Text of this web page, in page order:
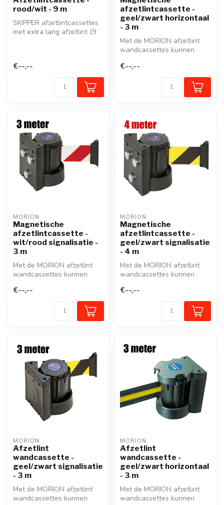
rood/wit - 9 m
SKIPPER afzetlintcassettes
met extra lang afzetlint (9
€--,--
afzetlintcassette -
geel/zwart horizontaal
- 3 m
Met de MORION afzetlint
wandcassettes kunnen
snel en effe...
€--,--
MORION
Magnetische
afzetlintcassette -
wit/rood signalisatie -
3 m
Met de MORION afzetlint
wandcassettes kunnen
snel en effe...
€--,--
MORION
Magnetische
afzetlintcassette -
geel/zwart signalisatie
- 4 m
Met de MORION afzetlint
wandcassettes kunnen
snel en effe...
€--,--
MORION
Afzetlint
wandcassette -
geel/zwart signalisatie
- 3 m
Met de MORION afzetlint
wandcassettes kunnen
MORION
Afzetlint
wandcassette -
geel/zwart horizontaal
- 3 m
Met de MORION afzetlint
wandcassettes kunnen